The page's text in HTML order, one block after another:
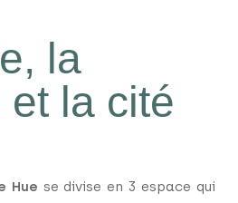
la
la cité
Hue se divise en 3 espace qui